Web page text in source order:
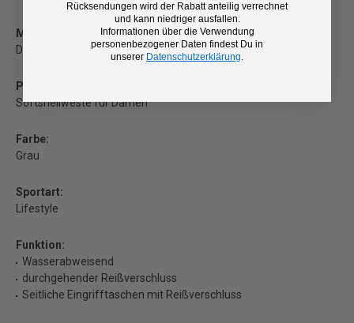
Marke:
Dynafit
Produkt:
Softshellweste für Damen
Farbe:
Grau
Sportart:
Lifestyle
Funktion:
Wasserabweisend
durchgehender Reißverschluss
Seitliche Eingrifftaschen mit Reißverschluss
Rücksendungen wird der Rabatt anteilig verrechnet
und kann niedriger ausfallen.
Informationen über die Verwendung
personenbezogener Daten findest Du in
unserer Datenschutzerklärung.